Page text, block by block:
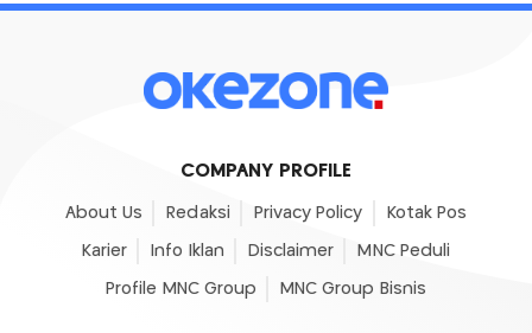
COMPANY PROFILE
About Us Redaksi Privacy Policy Kotak Pos
Karier Info Iklan Disclaimer MNC Peduli
Profile MNC Group MNC Group Bisnis